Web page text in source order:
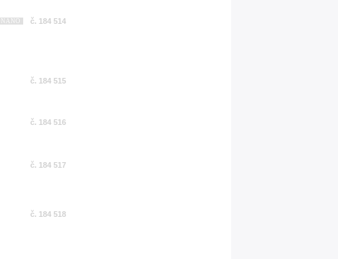
č. 184 514
č. 184 515
č. 184 516
č. 184 517
č. 184 518